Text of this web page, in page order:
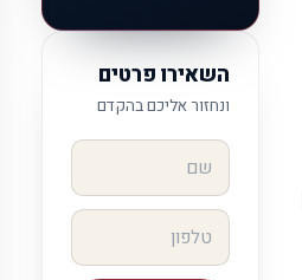
השאירו פרטים
ונחזור אליכם בהקדם